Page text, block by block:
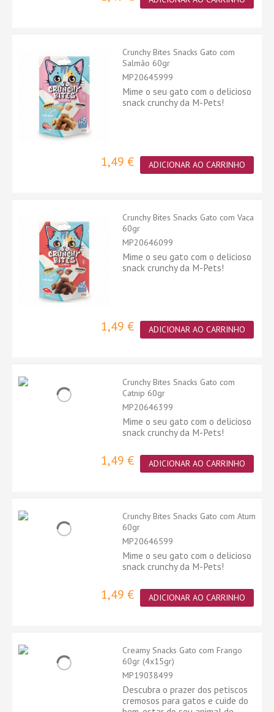
Crunchy Bites Snacks Gato com
Salmão 60gr
MP20645999
Mime o seu gato com o delicioso
snack crunchy da M-Pets!
1,49 € ADICIONAR AO CARRINHO
Crunchy Bites Snacks Gato com Vaca
60gr
MP20646099
Mime o seu gato com o delicioso
snack crunchy da M-Pets!
1,49 € ADICIONAR AO CARRINHO
Crunchy Bites Snacks Gato com
Catnip 60gr
MP20646399
Mime o seu gato com o delicioso
snack crunchy da M-Pets!
1,49 € ADICIONAR AO CARRINHO
Crunchy Bites Snacks Gato com Atum
60gr
MP20646599
Mime o seu gato com o delicioso
snack crunchy da M-Pets!
1,49 € ADICIONAR AO CARRINHO
Creamy Snacks Gato com Frango
60gr (4x15gr)
MP19038499
Descubra o prazer dos petiscos
cremosos para gatos e cuide do